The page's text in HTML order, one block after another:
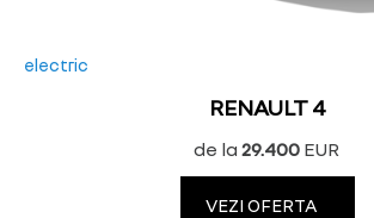
electric
RENAULT 4
de la 29.400EUR
VEZI OFERTA